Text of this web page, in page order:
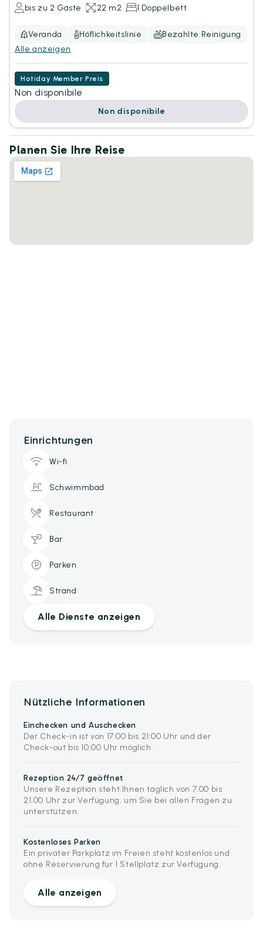
bis zu 2 Gäste 22 m2 1 Doppelbett
Veranda Höflichkeitslinie
Bezahlte Reinigung
Alle anzeigen
Hotiday Member Preis
Non disponibile
Non disponibile
Planen Sie Ihre Reise
Einrichtungen
Wi-fi
Schwimmbad
Restaurant
Bar
Parken
Strand
Alle Dienste anzeigen
Nützliche Informationen
Einchecken und Auschecken
Der Check-in ist von 17:00 bis 21:00 Uhr und der
Check-out bis 10:00 Uhr möglich.
Rezeption 24/7 geöffnet
Unsere Rezeption steht Ihnen täglich von 7.00 bis
21.00 Uhr zur Verfügung, um Sie bei allen Fragen zu
unterstützen.
Kostenloses Parken
Ein privater Parkplatz im Freien steht kostenlos und
ohne Reservierung für 1 Stellplatz zur Verfügung.
Alle anzeigen